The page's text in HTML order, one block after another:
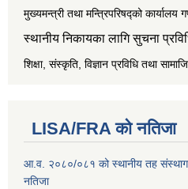
मुख्यमन्त्री तथा मन्त्रिपरिषद्को कार्यालय
स्थानीय निकायका लागि सुचना
शिक्षा, संस्कृति, विज्ञान प्रविधि तथा
LISA/FRA को नतिजा
आ.व. २०८०/०८१ को स्थानीय तह
नतिजा